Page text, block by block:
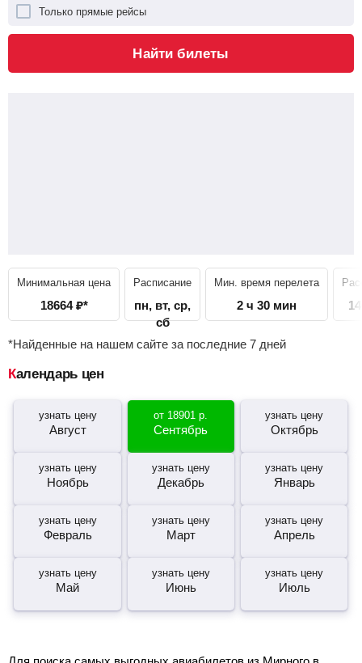
Только прямые рейсы
Найти билеты
Минимальная цена
18664 ₽*
Расписание
пн, вт, ср,
сб
Мин. время перелета
2 ч 30 мин
*Найденные на нашем сайте за последние 7 дней
Календарь цен
узнать цену
Август
от 18901 р.
Сентябрь
узнать цену
Октябрь
узнать цену
Ноябрь
узнать цену
Декабрь
узнать цену
Январь
узнать цену
Февраль
узнать цену
Март
узнать цену
Апрель
узнать цену
Май
узнать цену
Июнь
узнать цену
Июль